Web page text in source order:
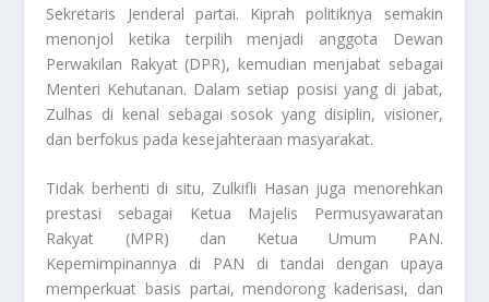
Sekretaris Jenderal partai. Kiprah politiknya semakin
menonjol ketika terpilih menjadi anggota Dewan
Perwakilan Rakyat (DPR), kemudian menjabat sebagai
Menteri Kehutanan. Dalam setiap posisi yang di jabat,
Zulhas di kenal sebagai sosok yang disiplin, visioner,
dan berfokus pada kesejahteraan masyarakat.
Tidak berhenti di situ, Zulkifli Hasan juga menorehkan
prestasi sebagai Ketua Majelis Permusyawaratan
Rakyat (MPR) dan Ketua Umum PAN.
Kepemimpinannya di PAN di tandai dengan upaya
memperkuat basis partai, mendorong kaderisasi, dan